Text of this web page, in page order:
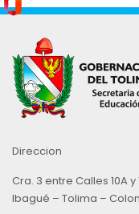
Direccion
Cra. 3 entre Calles 10A y
Ibagué – Tolima –